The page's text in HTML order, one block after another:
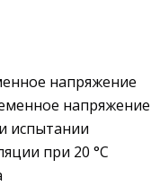
напряжение
напряжение
испытании
при 20 °С